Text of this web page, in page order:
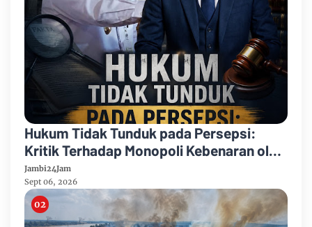
Hukum Tidak Tunduk pada Persepsi:
Kritik Terhadap Monopoli Kebenaran oleh
Media dan Aktivis
Jambi24Jam
Sept 06, 2026